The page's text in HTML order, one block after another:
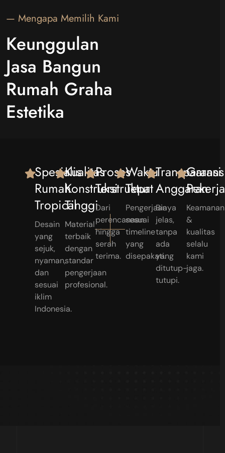
— Mengapa Memilih Kami
Keunggulan
Jasa Bangun
Rumah Graha
Estetika
Spesialis
Rumah
Tropical
Desain
yang
sejuk,
nyaman,
dan
sesuai
iklim
Indonesia.
Kualitas
Konstruksi
Tinggi
Material
terbaik
dengan
standar
pengerjaan
profesional.
Proses
Terstruktur
Dari
perencanaan
hingga
serah
terima.
Waktu
Tepat
Pengerjaan
sesuai
timeline
yang
disepakati.
Transparansi
Anggaran
Biaya
jelas,
tanpa
ada
yang
ditutup-
tutupi.
Keamanan
&
kualitas
selalu
kami
jaga.